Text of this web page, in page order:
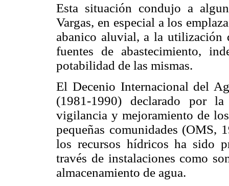
Esta situación condujo a
Vargas, en especial a los
abanico aluvial, a la utilización
fuentes de abastecimiento,
potabilidad de las mismas.
El Decenio Internacional del
(1981-1990) declarado por
vigilancia y mejoramiento de
pequeñas comunidades (OMS,
los recursos hídricos ha sido
través de instalaciones como
almacenamiento de agua.